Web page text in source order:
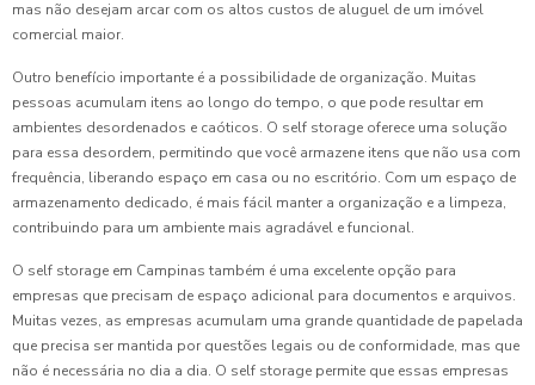
mas não desejam arcar com os altos custos de aluguel de um imóvel
comercial maior.
Outro benefício importante é a possibilidade de organização. Muitas
pessoas acumulam itens ao longo do tempo, o que pode resultar em
ambientes desordenados e caóticos. O self storage oferece uma solução
para essa desordem, permitindo que você armazene itens que não usa com
frequência, liberando espaço em casa ou no escritório. Com um espaço de
armazenamento dedicado, é mais fácil manter a organização e a limpeza,
contribuindo para um ambiente mais agradável e funcional.
O self storage em Campinas também é uma excelente opção para
empresas que precisam de espaço adicional para documentos e arquivos.
Muitas vezes, as empresas acumulam uma grande quantidade de papelada
que precisa ser mantida por questões legais ou de conformidade, mas que
não é necessária no dia a dia. O self storage permite que essas empresas